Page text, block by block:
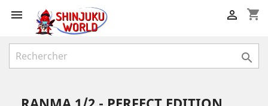
 shopping_cart

